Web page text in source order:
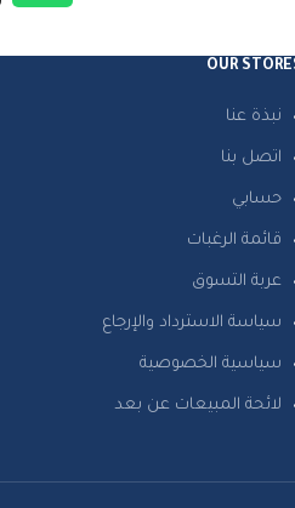
OUR
نبذة عنا
اتصل بنا
حسابي
قائمة الرغبات
عربة التسوق
سياسة الاسترداد والإرجاع
سياسية الخصوصية
لائحة المبيعات عن بعد